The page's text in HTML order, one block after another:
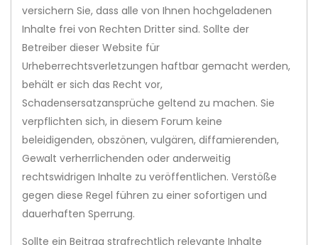
versichern Sie, dass alle von Ihnen hochgeladenen
Inhalte frei von Rechten Dritter sind. Sollte der
Betreiber dieser Website für
Urheberrechtsverletzungen haftbar gemacht werden,
behält er sich das Recht vor,
Schadensersatzansprüche geltend zu machen. Sie
verpflichten sich, in diesem Forum keine
beleidigenden, obszönen, vulgären, diffamierenden,
Gewalt verherrlichenden oder anderweitig
rechtswidrigen Inhalte zu veröffentlichen. Verstöße
gegen diese Regel führen zu einer sofortigen und
dauerhaften Sperrung.
Sollte ein Beitrag strafrechtlich relevante Inhalte